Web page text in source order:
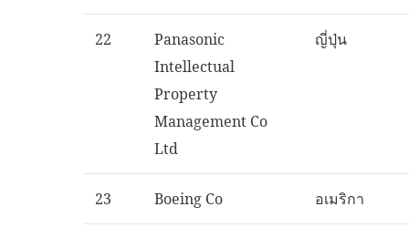
22
Panasonic
Intellectual
Property
Management Co
Ltd
ญี่ปุ่น
23 Boeing Co อเมริกา